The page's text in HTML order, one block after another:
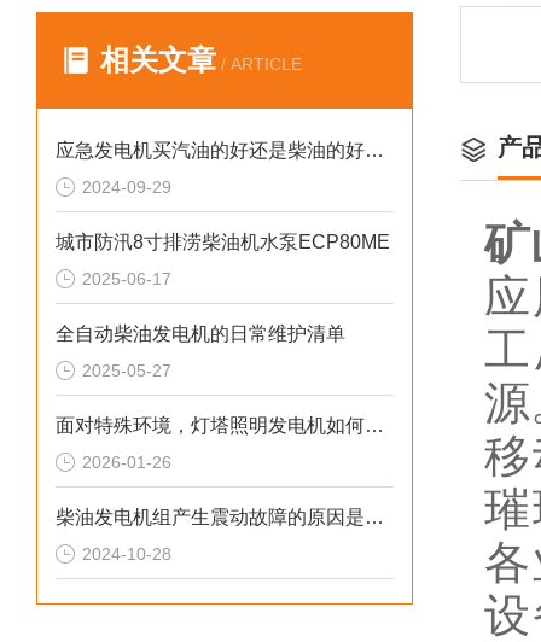
相关文章 / ARTICLE
应急发电机买汽油的好还是柴油的好呢？
2024-09-29
城市防汛8寸排涝柴油机水泵ECP80ME
2025-06-17
全自动柴油发电机的日常维护清单
2025-05-27
面对特殊环境，灯塔照明发电机如何确保稳定运行
2026-01-26
柴油发电机组产生震动故障的原因是什么？
2024-10-28
产
矿
源